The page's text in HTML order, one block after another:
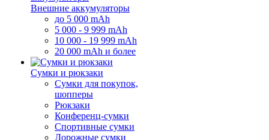
Внешние аккумуляторы
до 5 000 mAh
5 000 - 9 999 mAh
10 000 - 19 999 mAh
20 000 mAh и более
Сумки и рюкзаки
Сумки для покупок,
шопперы
Рюкзаки
Конференц-сумки
Спортивные сумки
Дорожные сумки